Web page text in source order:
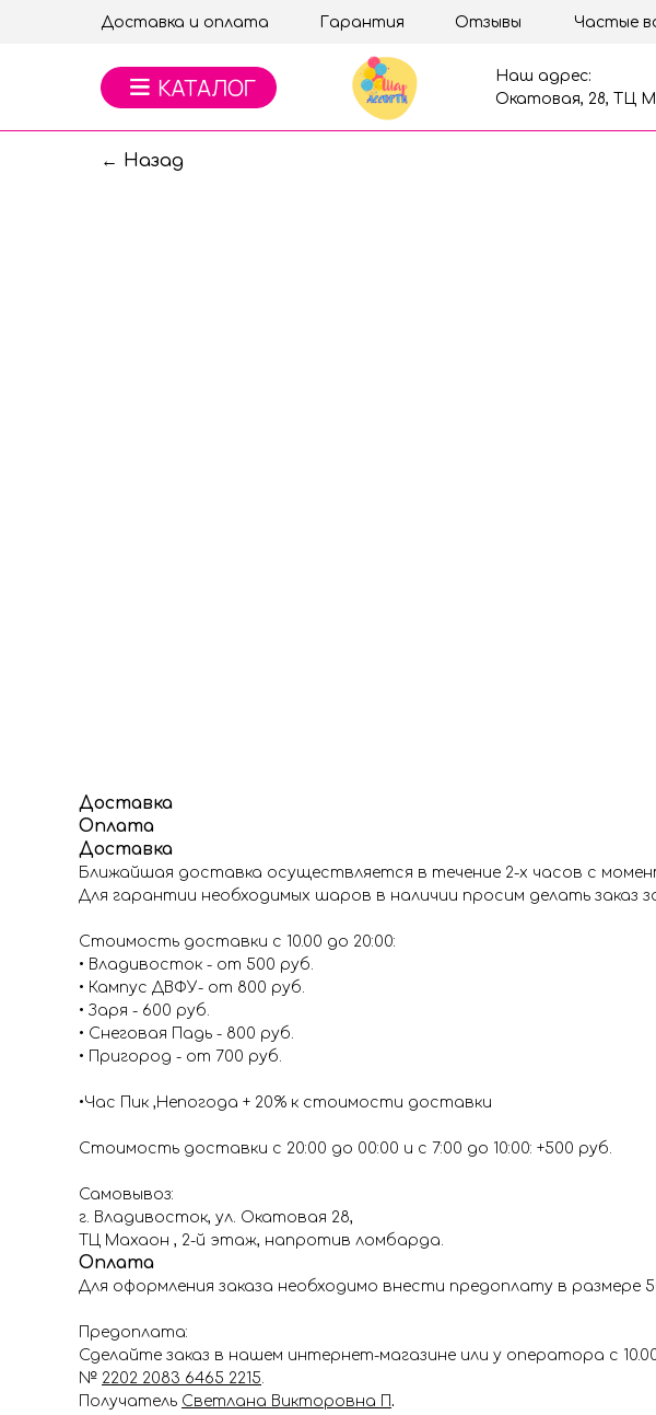
Доставка и оплата Гарантия Отзывы Частые
Наш адрес:
Окатовая, 28, ТЦ
← Назад
Доставка
Оплата
Доставка
Ближайшая доставка осуществляется в течение 2-х часов с
Для гарантии необходимых шаров в наличии просим делать заказ
Стоимость доставки с 10.00 до 20:00:
• Владивосток - от 500 руб.
• Кампус ДВФУ- от 800 руб.
• Заря - 600 руб.
• Снеговая Падь - 800 руб.
• Пригород - от 700 руб.
•Час Пик ,Непогода + 20% к стоимости доставки
Стоимость доставки с 20:00 до 00:00 и с 7:00 до 10:00: +500 руб.
Самовывоз:
г. Владивосток, ул. Окатовая 28,
ТЦ Махаон , 2-й этаж, напротив ломбарда.
Оплата
Для оформления заказа необходимо внести предоплату в размере
Предоплата:
Сделайте заказ в нашем интернет-магазине или у оператора с
№ 2202 2083 6465 2215.
Получатель Светлана Викторовна П.